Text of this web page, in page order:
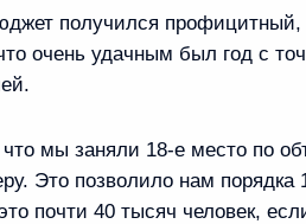
Конституция России
Государственная
Президент России —
возраста
Виртуальный тур по
получился профицитный,
очень удачным был год с
мы заняли 18-е место по
Это позволило нам порядка
почти 40 тысяч человек,